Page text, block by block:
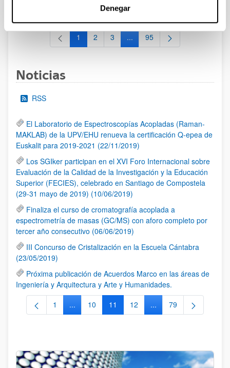
Denegar
al 30/07/2026 (ambos incluídos)
Página
1 Página
2 Página
3 ...Páginas intermedias Use TAB
Página
95
Noticias
RSS
El Laboratorio de Espectroscopías Acopladas (Raman-
MAKLAB) de la UPV/EHU renueva la certificación Q-epea de
Euskalit para 2019-2021 (22/11/2019)
Los SGIker participan en el XVI Foro Internacional sobre
Evaluación de la Calidad de la Investigación y la Educación
Superior (FECIES), celebrado en Santiago de Compostela
(29-31 mayo de 2019) (10/06/2019)
Finaliza el curso de cromatografía acoplada a
espectrometría de masas (GC/MS) con aforo completo por
tercer año consecutivo (06/06/2019)
III Concurso de Cristalización en la Escuela Cántabra
(23/05/2019)
Próxima publicación de Acuerdos Marco en las áreas de
Ingeniería y Arquitectura y Arte y Humanidades.
Página
1 ...Páginas intermedias Use TAB para desplazarse.
Página
10 Página
11 Página
12 ...Páginas intermedias
Página
79